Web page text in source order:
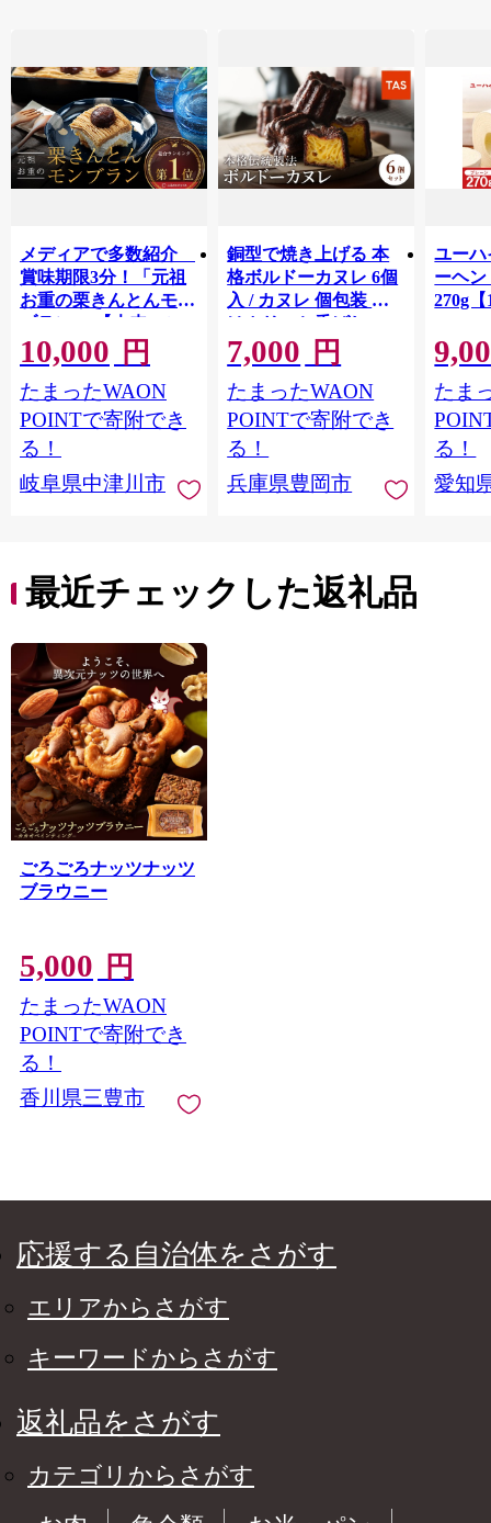
メディアで多数紹介
賞味期限3分！「元祖
お重の栗きんとんモン
ブラン」 【未来のご
褒美】スイーツ 栗 モ
ンブラン くりきんと
ん デザート ご褒美 お
取り寄せ くり お菓子
10,000 円
たまったWAON
POINTで寄附でき
る！
岐阜県中津川市
銅型で焼き上げる 本
格ボルドーカヌレ 6個
入 / カヌレ 個包装 外
はカリッと香ばしい
中はもっちり ラム酒
バニラ お取り寄せ ス
イーツ 焼き菓子 詰め
合わせ ホワイトデー
お返し 冷凍 手作り 化
粧箱入り ギフト TAS
BAKE
7,000 円
たまったWAON
POINTで寄附でき
る！
兵庫県豊岡市
ユーハ
ーヘ
270g【
たま
る！
愛知
最近チェックした返礼品
ごろごろナッツナッツ
ブラウニー
5,000 円
たまったWAON
POINTで寄附でき
る！
香川県三豊市
応援する自治体をさがす
エリアからさがす
キーワードからさがす
返礼品をさがす
カテゴリからさがす